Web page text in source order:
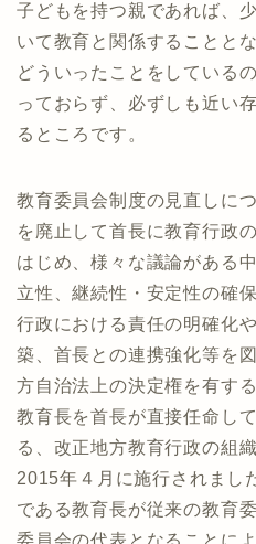
子どもを持つ親であれば、
いて教育と関係することと
どういったことをしている
っておらず、必ずしも近い
るところです。
教育委員会制度の見直しに
を廃止して首長に教育行政
はじめ、様々な議論がある
立性、継続性・安定性の確
行政における責任の明確化
築、首長との連携強化等を
方自治法上の決定権を有す
教育長を首長が直接任命し
る、改正地方教育行政の組
2015年４月に施行されまし
である教育長が従来の教育
委員会の代表となることに